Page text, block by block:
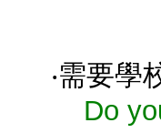
‧需要學
Do